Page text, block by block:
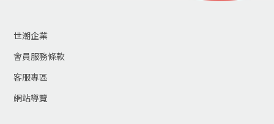
世潮企業
會員服務條款
客服專區
網站導覽